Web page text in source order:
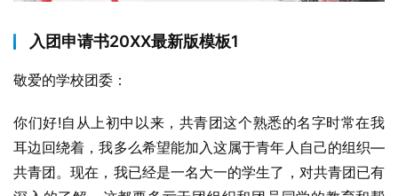
入团申请书20XX最新版模板1
敬爱的学校团委：
你们好!自从上初中以来，共青团这个熟悉的名字时常在我
耳边回绕着，我多么希望能加入这属于青年人自己的组织—
共青团。现在，我已经是一名大一的学生了，对共青团已有